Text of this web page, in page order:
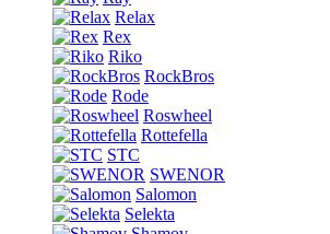
Relax
Rex
Riko
RockBros
Rode
Roswheel
Rottefella
STC
SWENOR
Salomon
Selekta